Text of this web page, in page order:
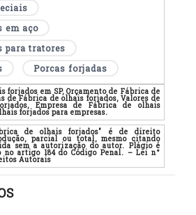
em aço
para tratores
Porcas forjadas
forjados em SP, Orçamento de Fábrica de
de Fábrica de olhais forjados, Valores de
Empresa de Fábrica de olhais
forjados para empresas.
de olhais forjados" é de direito
parcial ou total, mesmo citando
sem a autorização do autor. Plágio é
no artigo 184 do Código Penal. – Lei n°
Autorais